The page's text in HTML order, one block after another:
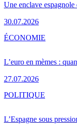
Une enclave
30.07.2026
L’euro en mèmes :
27.07.2026
ÉCONOMIE
L’Espagne sous
POLITIQUE